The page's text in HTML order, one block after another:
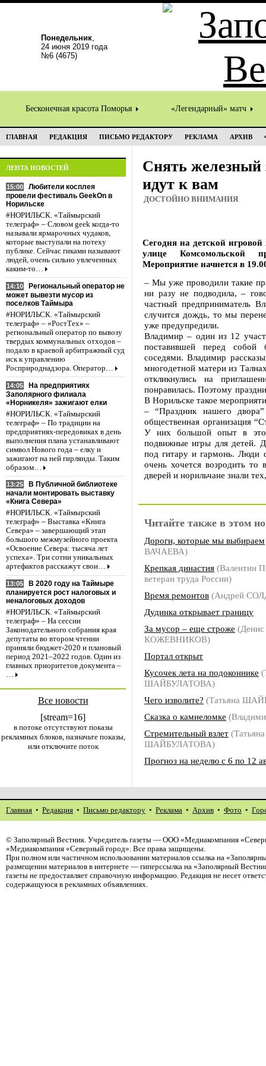
Понедельник,
24 июня 2019 года
№6 (4675)
Бесконечная красота Поморья «Легендарный» матч
ГЛАВНАЯ РЕДАКЦИЯ ПИСЬМО РЕДАКТОРУ РЕКЛАМА АРХИВ
ЛЕНТА НОВОСТЕЙ
15:00
Любители косплея
провели фестиваль GeekOn в
Норильске
#НОРИЛЬСК. «Таймырский
телеграф» – Словом geek когда-то
называли ярмарочных чудаков,
которые выступали на потеху
публике. Сейчас гиками называют
людей, очень сильно увлеченных
каким-то…
14:10
Региональный оператор не
может вывезти мусор из
поселков Таймыра
#НОРИЛЬСК. «Таймырский
телеграф» – «РостТех» –
региональный оператор по вывозу
твердых коммунальных отходов –
подало в краевой арбитражный суд
иск к управлению
Росприроднадзора. Оператор…
14:05
На предприятиях
Заполярного филиала
«Норникеля» зажигают елки
#НОРИЛЬСК. «Таймырский
телеграф» – По традиции на
предприятиях-передовиках в день
выполнения плана устанавливают
символ Нового года – елку и
зажигают на ней гирлянды. Таким
образом…
13:25
В Публичной библиотеке
начали монтировать выставку
«Книга Севера»
#НОРИЛЬСК. «Таймырский
телеграф» – Выставка «Книга
Севера» – завершающий этап
большого межмузейного проекта
«Освоение Севера: тысяча лет
успеха». Три сотни уникальных
артефактов расскажут свои…
13:05
В 2020 году на Таймыре
планируется рост налоговых и
неналоговых доходов
#НОРИЛЬСК. «Таймырский
телеграф» – На сессии
Законодательного собрания края
депутаты во втором чтении
приняли бюджет-2020 и плановый
период 2021–2022 годов. Один из
главных приоритетов документа –
…
Все новости
[stream=16]
в потоке отсутствуют показы
рекламных блоков, назначьте показы,
или отключите поток
Снять железный
идут к вам
ДОСТОЙНО ВНИМАНИЯ
Сегодня на детской
улице Комсомольской
Мероприятие начнется в
– Мы уже проводили такие
ни разу не подводила, –
частный предприниматель
случится дождь, то мы
уже предупредили.
Владимир – один из 12
поставившей перед собой
соседями. Владимир
многодетной матери из
откликнулись на
понравилась. Поэтому
В Норильске такое
– “Праздник нашего
общественная организация
У них большой опыт в
подвижные игры для детей.
под гитару и гармонь. Люди
очень хочется возродить
дверей и норильчане знали
Читайте также в этом
Дороги, которые мы выбираем
ВАЧАЕВА)
Крепкая династия (Валентин
ветеран труда России)
Время ремонтов (Андрей
Дудинка открывает границу
За мусор – еще строже (Денис
КОЖЕВНИКОВ)
Портал открыт
Кусочек лета на подоконнике
ШАЙБУЛАТОВА)
Чего изволите? (Татьяна
Сказка о камнеломке
Стремительный взлет (Татьяна
ШАЙБУЛАТОВА)
Прогноз на неделю с 6 по 12
Главная • Редакция • Письмо редактору • Реклама • Архив • Фото •
© Заполярный Вестник. Учредитель газеты — ООО «Медиакомпания
«Медиакомпания «Северный город». Все права защищены.
При полном или частичном использовании материалов ссылка на
размещении материалов в интернете — гиперссылка на «Заполярный
газеты не предоставляет справочную информацию. Редакция не несет
содержащуюся в рекламных объявлениях.